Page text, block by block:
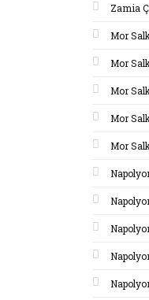
Zamia
Mor
Mor
Mor
Mor
Mor